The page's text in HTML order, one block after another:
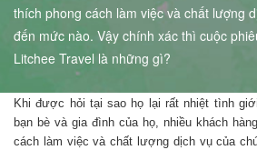
thích phong cách làm việc và chất lượng
đến mức nào. Vậy chính xác thì cuộc
Litchee Travel là những gì?
Khi được hỏi tại sao họ lại rất nhiệt tình
bạn bè và gia đình của họ, nhiều khách
cách làm việc và chất lượng dịch vụ của